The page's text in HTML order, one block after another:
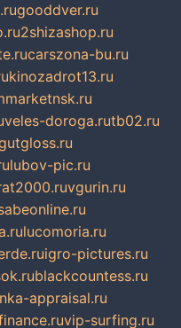
gooddver.ru
2shizashop.ru
carszona-bu.ru
kinozadrot13.ru
veles-doroga.rutb02.ru
lubov-pic.ru
vgurin.ru
lucomoria.ru
igro-pictures.ru
blackcountess.ru
appraisal.ru
vip-surfing.ru